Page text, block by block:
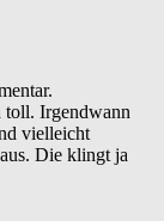
Irgendwann
vielleicht
Die klingt ja